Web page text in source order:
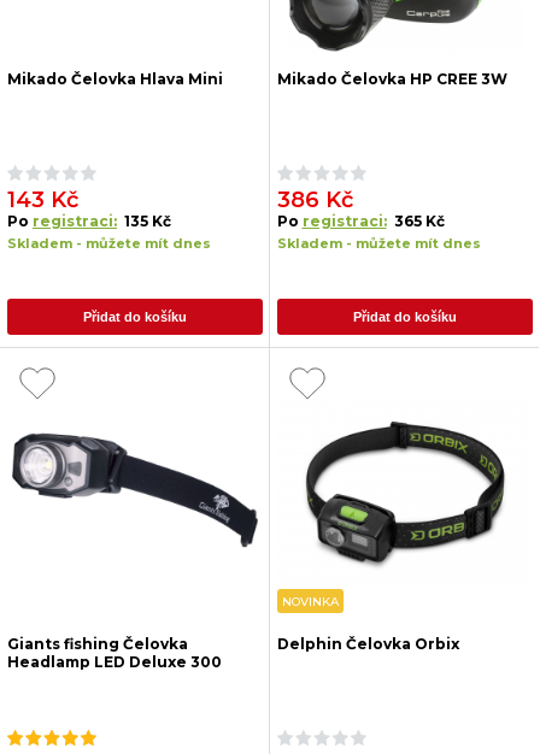
Mikado Čelovka Hlava Mini
143 Kč
Po registraci: 135 Kč
Skladem - můžete mít dnes
Přidat do košíku
Mikado Čelovka HP CREE 3W
386 Kč
Po registraci: 365 Kč
Skladem - můžete mít dnes
Přidat do košíku
Giants fishing Čelovka
Headlamp LED Deluxe 300
NOVINKA
Delphin Čelovka Orbix